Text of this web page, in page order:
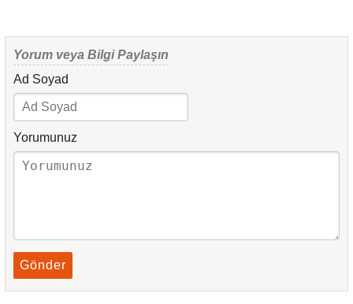
Yorum veya Bilgi Paylaşın
Ad Soyad
Yorumunuz
Gönder